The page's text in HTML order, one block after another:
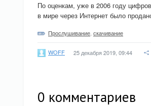
По оценкам, уже в 2006 году
в мире через Интернет было
Прослушивание скачивание
WOFF 25 декабря 2019, 09:44
0 комментариев